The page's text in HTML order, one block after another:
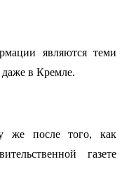
являются теми
в Кремле.
же после того, как
газете